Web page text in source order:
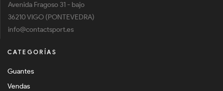
Avenida Fragoso 31 - bajo
36210 VIGO (PONTEVEDRA)
info@contactsport.es
CATEGORÍAS
Guantes
Vendas